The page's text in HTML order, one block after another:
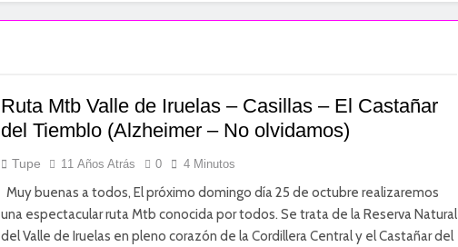
Ruta Mtb Valle de Iruelas – Casillas – El Castañar
del Tiemblo (Alzheimer – No olvidamos)
Tupe 11 Años Atrás 0 4 Minutos
Muy buenas a todos, El próximo domingo día 25 de octubre realizaremos
una espectacular ruta Mtb conocida por todos. Se trata de la Reserva Natural
del Valle de Iruelas en pleno corazón de la Cordillera Central y el Castañar del